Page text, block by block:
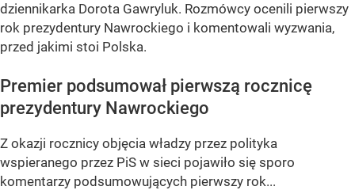
dziennikarka Dorota Gawryluk. Rozmówcy ocenili pierwszy
rok prezydentury Nawrockiego i komentowali wyzwania,
przed jakimi stoi Polska.
Premier podsumował pierwszą rocznicę
prezydentury Nawrockiego
Z okazji rocznicy objęcia władzy przez polityka
wspieranego przez PiS w sieci pojawiło się sporo
komentarzy podsumowujących pierwszy rok...